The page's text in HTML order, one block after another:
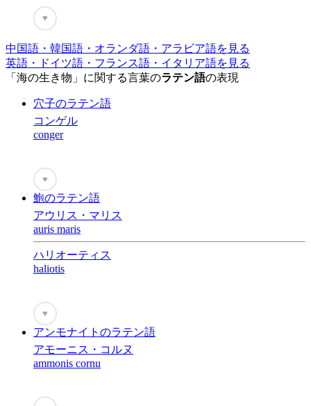
♥
中国語・韓国語・オランダ語・アラビア語を見る
英語・ドイツ語・フランス語・イタリア語を見る
「海の生き物」に関する言葉のラテン語の表現
穴子のラテン語
コンゲル
conger
♥
鮑のラテン語
アウリス・マリス
auris maris
ハリオーティス
haliotis
♥
アンモナイトのラテン語
アモーニス・コルヌ
ammonis cornu